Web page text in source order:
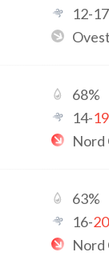
12-17
68%
14-19
Nord
63%
16-20
Nord